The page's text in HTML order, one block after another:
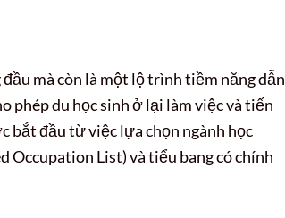
mà còn là một lộ trình tiềm năng dẫn
phép du học sinh ở lại làm việc và tiến
bắt đầu từ việc lựa chọn ngành học
Occupation List) và tiểu bang có chính